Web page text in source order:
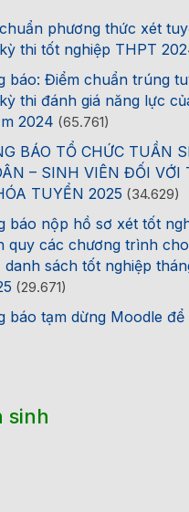
phương thức xét
thi tốt nghiệp THPT
báo: Điểm chuẩn trúng
thi đánh giá năng lực
2024 (65.761)
BÁO TỔ CHỨC TUẦN
– SINH VIÊN ĐỐI VỚI
TUYỂN 2025 (34.629)
báo nộp hồ sơ xét tốt
quy các chương trình
sách tốt nghiệp
(29.671)
báo tạm dừng Moodle
sinh